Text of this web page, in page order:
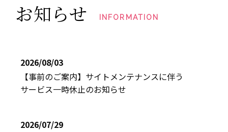
お知らせ INFORMATION
2026/08/03
【事前のご案内】サイトメンテナンスに伴う
サービス一時休止のお知らせ
2026/07/29